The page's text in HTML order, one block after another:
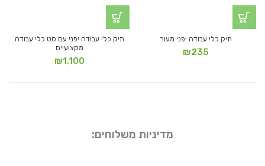
תיק כלי עבודה יפני מעור
₪235
תיק כלי עבודה יפני עם סט כלי עבודה
מקצועיים
₪1,100
מדיניות משלוחים: